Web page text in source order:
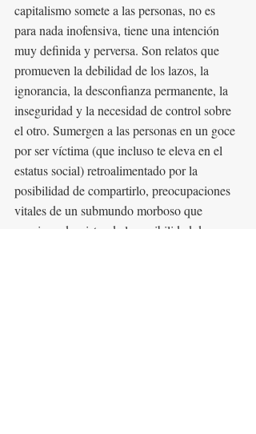
capitalismo somete a las personas, no es
para nada inofensiva, tiene una intención
muy definida y perversa. Son relatos que
promueven la debilidad de los lazos, la
ignorancia, la desconfianza permanente, la
inseguridad y la necesidad de control sobre
el otro. Sumergen a las personas en un goce
por ser víctima (que incluso te eleva en el
estatus social) retroalimentado por la
posibilidad de compartirlo, preocupaciones
vitales de un submundo morboso que
consigue despistar de la posibilidad de